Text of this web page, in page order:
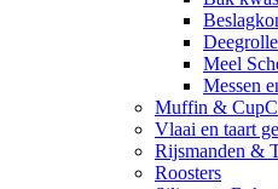
Meel
Messen
Muffin &
Vlaai en taart
Rijsmanden &
Roosters